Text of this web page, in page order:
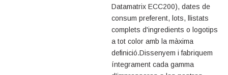
Datamatrix ECC200), dates de
consum preferent, lots, llistats
complets d'ingredients o logotips
a tot color amb la màxima
definició.Dissenyem i fabriquem
íntegrament cada gamma